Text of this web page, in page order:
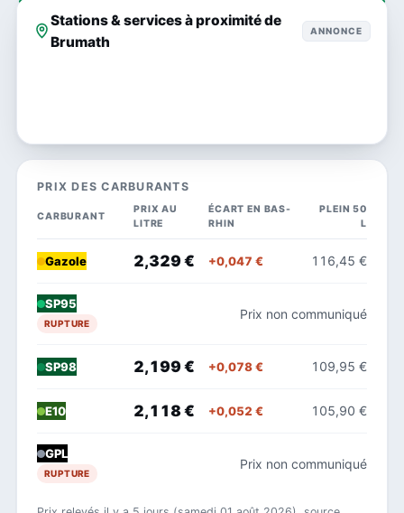
Stations & services à proximité de
Brumath
ANNONCE
PRIX DES CARBURANTS
CARBURANT
PRIX AU
LITRE
ÉCART EN BAS-
RHIN
PLEIN 50
L
Gazole 2,329 € +0,047 € 116,45 €
SP95
RUPTURE
Prix non communiqué
SP98 2,199 € +0,078 € 109,95 €
E10 2,118 € +0,052 € 105,90 €
GPL
RUPTURE
Prix non communiqué